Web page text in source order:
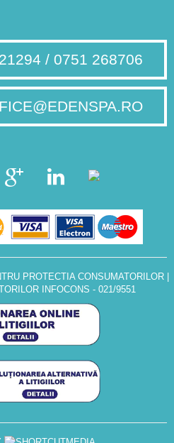
/ 0751 268706
PROTECTIA CONSUMATORILOR|
INFOCONS - 021/9551